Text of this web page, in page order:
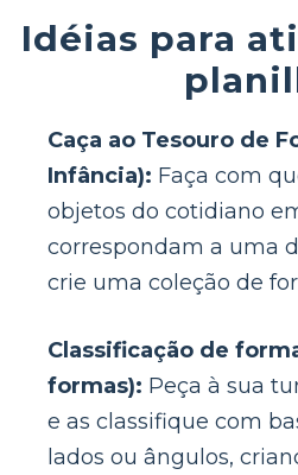
Idéias para
Caça ao Tesouro de
Infância): Faça com
objetos do cotidiano
correspondam a uma
crie uma coleção de
Classificação de
formas): Peça à sua
e as classifique com
lados ou ângulos,